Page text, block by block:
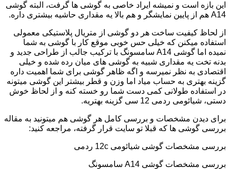
این بازه است و نمیشه ایراد خاصی به گوشی ها گرفت، البته گوشی
A14 هم از پایین نمایشگر و هم بالا یه مقداری حاشیه بیشتری داره.
از لحاظ کیفیت ساخت هر دو گوشی از متریال پلاستیکی معمولی
استفاده میکنن که خیلی حس خوبی موقع کار با گوشی به شما
نمیده اما گوشی A14 سامسونگ با ترکیب جالب از طراحی جدید و
بدنه تخت یه مقداری شبیه به گوشی های میان رده شده و خیلی
اقتصادی به نظر نمیرسه و اگه ظاهر گوشی برای شما اهمیت داره
گزینه بهتری به حساب میاد اما وزن و قطر بیشتر این گوشی میتونه
در استفاده طولانی کمی دست شما رو خسته کنه و از لحاظ خوش
دستی، شیائومی ردمی 12 سی گزینه بهتریه.
برای دیدن مشخصات و بررسی کامل هر گوشی هم میتونید به مقاله
بررسی گوشی ها که قبلا تو سایت قرار گرفته، مراجعه کنید:
بررسی مشخصات گوشی شیائومی 12c ردمی
بررسی مشخصات گوشی A14 سامسونگ